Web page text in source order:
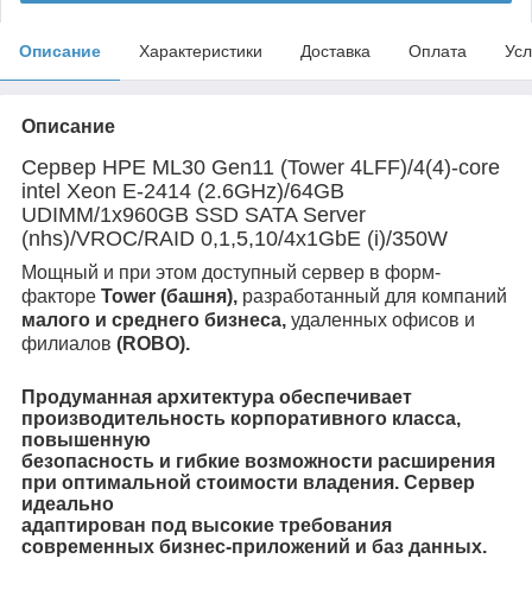
Описание Характеристики Доставка Оплата
Описание
Сервер HPE ML30 Gen11 (Tower 4LFF)/4(4)-core
intel Xeon E-2414 (2.6GHz)/64GB
UDIMM/1x960GB SSD SATA Server
(nhs)/VROC/RAID 0,1,5,10/4x1GbE (i)/350W
Мощный и при этом доступный сервер в форм-
факторе Tower (башня), разработанный для компаний
малого и среднего бизнеса, удаленных офисов и
филиалов (ROBO).
Продуманная архитектура обеспечивает
производительность корпоративного класса,
повышенную
безопасность и гибкие возможности расширения
при оптимальной стоимости владения. Сервер
идеально
адаптирован под высокие требования
современных бизнес-приложений и баз данных.